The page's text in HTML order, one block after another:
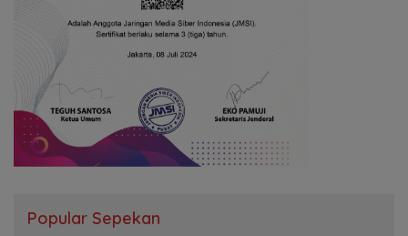
Popular Sepekan